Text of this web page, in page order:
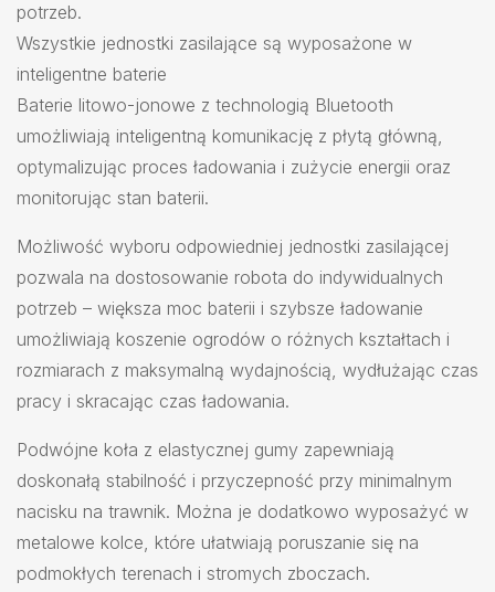
potrzeb.
Wszystkie jednostki zasilające są wyposażone w
inteligentne baterie
Baterie litowo-jonowe z technologią Bluetooth
umożliwiają inteligentną komunikację z płytą główną,
optymalizując proces ładowania i zużycie energii oraz
monitorując stan baterii.
Możliwość wyboru odpowiedniej jednostki zasilającej
pozwala na dostosowanie robota do indywidualnych
potrzeb – większa moc baterii i szybsze ładowanie
umożliwiają koszenie ogrodów o różnych kształtach i
rozmiarach z maksymalną wydajnością, wydłużając czas
pracy i skracając czas ładowania.
Podwójne koła z elastycznej gumy zapewniają
doskonałą stabilność i przyczepność przy minimalnym
nacisku na trawnik. Można je dodatkowo wyposażyć w
metalowe kolce, które ułatwiają poruszanie się na
podmokłych terenach i stromych zboczach.